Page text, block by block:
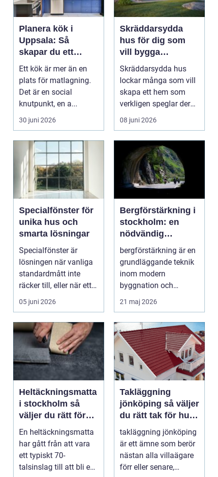
Planera kök i
Uppsala: Så
skapar du ett
funktionellt och
hållbart kök
Ett kök är mer än en
plats för matlagning.
Det är en social
knutpunkt, en a...
30 juni 2026
Skräddarsydda
hus för dig som
vill bygga
personligt och
hållbart
Skräddarsydda hus
lockar många som vill
skapa ett hem som
verkligen speglar deras
liv, sm...
08 juni 2026
Specialfönster för
unika hus och
smarta lösningar
Specialfönster är
lösningen när vanliga
standardmått inte
räcker till, eller när ett
hus behöver fön...
05 juni 2026
Bergförstärkning i
stockholm: en
nödvändig
byggteknik
bergförstärkning är en
grundläggande teknik
inom modern
byggnation och
infrastrukturutveckling,
särs...
21 maj 2026
Heltäckningsmatta
i stockholm så
väljer du rätt för
hem och kontor
En heltäckningsmatta
har gått från att vara
ett typiskt 70-
talsinslag till att bli en
Takläggning
jönköping så väljer
du rätt tak för hus
och klimat
takläggning jönköping
är ett ämne som berör
nästan alla villaägare
förr eller senare,